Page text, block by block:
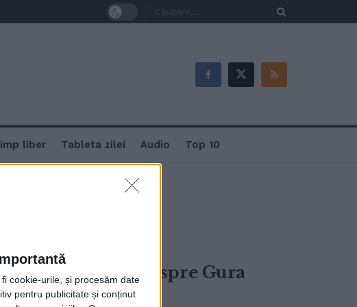
cookie-urile, și procesăm date
pentru publicitate și conținut
liber Tableta zilei Audio Top 10
din Suceava spre Gura
Roșu